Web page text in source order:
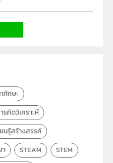
สยามชัย สุกใส
ทักษะ
รคิดวิเคราะห์
นรู้สร้างสรรค์
STEAM
STEM